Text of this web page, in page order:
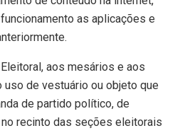
as aplicações e
aos mesários e aos
de vestuário ou objeto que
de partido político, de
recinto das seções eleitorais